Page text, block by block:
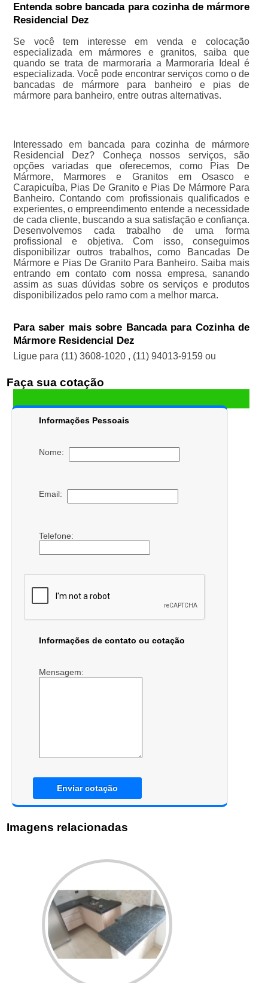
Entenda sobre bancada para cozinha de mármore
Residencial Dez
Se você tem interesse em venda e colocação
especializada em mármores e granitos, saiba que
quando se trata de marmoraria a Marmoraria Ideal é
especializada. Você pode encontrar serviços como o de
bancadas de mármore para banheiro e pias de
mármore para banheiro, entre outras alternativas.
Interessado em bancada para cozinha de mármore
Residencial Dez? Conheça nossos serviços, são
opções variadas que oferecemos, como Pias De
Mármore, Marmores e Granitos em Osasco e
Carapicuíba, Pias De Granito e Pias De Mármore Para
Banheiro. Contando com profissionais qualificados e
experientes, o empreendimento entende a necessidade
de cada cliente, buscando a sua satisfação e confiança.
Desenvolvemos cada trabalho de uma forma
profissional e objetiva. Com isso, conseguimos
disponibilizar outros trabalhos, como Bancadas De
Mármore e Pias De Granito Para Banheiro. Saiba mais
entrando em contato com nossa empresa, sanando
assim as suas dúvidas sobre os serviços e produtos
disponibilizados pelo ramo com a melhor marca.
Para saber mais sobre Bancada para Cozinha de
Mármore Residencial Dez
Ligue para (11) 3608-1020 , (11) 94013-9159 ou
Faça sua cotação
Informações Pessoais
Nome:
Email:
Telefone:
Informações de contato ou cotação
Mensagem:
Enviar cotação
Imagens relacionadas